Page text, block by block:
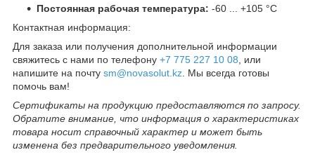
Постоянная рабочая температура: -60 ... +105 °C
Контактная информация:
Для заказа или получения дополнительной информации
свяжитесь с нами по телефону +7 775 227 10 08 , или
напишите на почту sm@novasolut.kz . Мы всегда готовы
помочь вам!
Сертификаты на продукцию предоставляются по запросу.
Обратите внимание, что информация о характеристиках
товара носит справочный характер и может быть
изменена без предварительного уведомления.